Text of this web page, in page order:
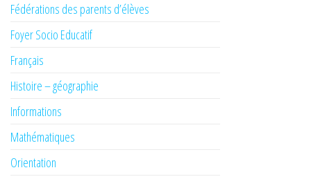
Fédérations des parents d’élèves
Foyer Socio Educatif
Français
Histoire – géographie
Informations
Mathématiques
Orientation